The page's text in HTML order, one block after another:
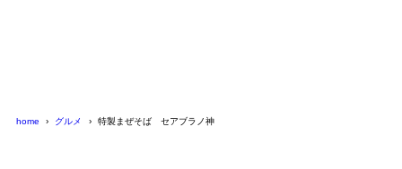
home グルメ 特製まぜそば セアブラノ神